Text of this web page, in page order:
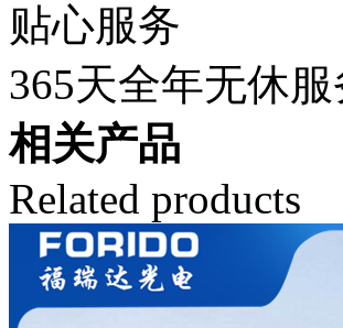
贴心服务
365天全年无休服
相关产品
Related products